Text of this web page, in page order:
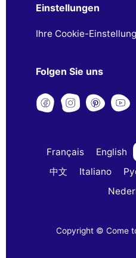
Einstellungen
Ihre Cookie-
Folgen Sie uns
Français English
中文
Italiano
Copyright © Come